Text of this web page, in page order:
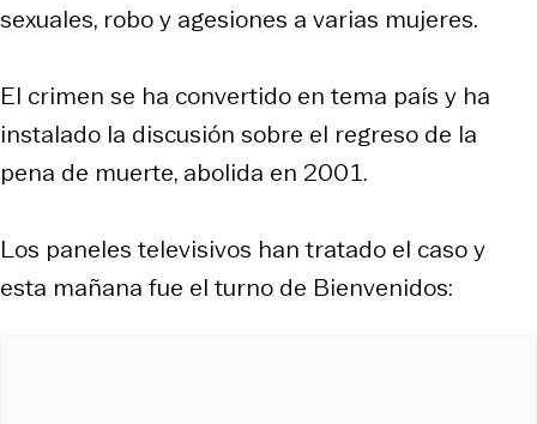
sexuales, robo y agesiones a varias mujeres.
El crimen se ha convertido en tema país y ha
instalado la discusión sobre el regreso de la
pena de muerte, abolida en 2001.
Los paneles televisivos han tratado el caso y
esta mañana fue el turno de Bienvenidos: